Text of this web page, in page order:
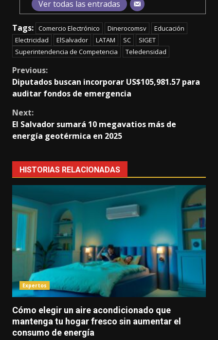
Ver todas las entradas
Tags: Comercio Electrónico Dinerocomsv
Educación
Electricidad
ElSalvador LATAM SC
SIGET
Superintendencia de Competencia
Teledensidad
Continue
Reading
Previous:
Diputados buscan incorporar US$105,981.57 para
auditar fondos de emergencia
Next:
El Salvador sumará 10 megavatios más de
energía geotérmica en 2025
HISTORIAS RELACIONADAS
Expertos
Cómo elegir un aire acondicionado que
mantenga tu hogar fresco sin aumentar el
consumo de energía